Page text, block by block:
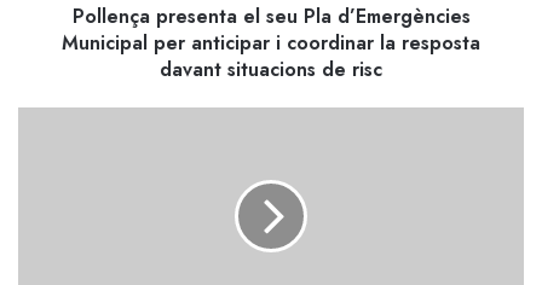
coordinar
Pollença presenta el seu Pla d’Emergències
Municipal per anticipar i coordinar la resposta
davant situacions de risc